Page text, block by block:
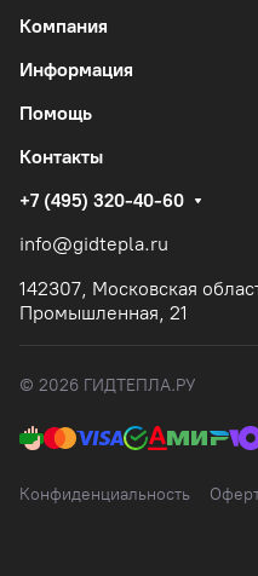
Компания
Информация
Помощь
Контакты
+7 (495) 320-40-60
info@gidtepla.ru
142307, Московская
Промышленная, 21
© 2026 ГИДТЕПЛА.РУ
Конфиденциальность